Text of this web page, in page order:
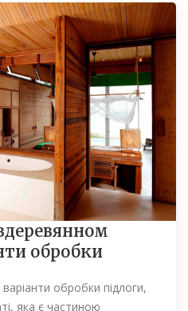
обробки
обробки підлоги,
яка є частиною